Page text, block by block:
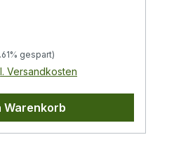
Zugriff ohne
Hello
die integrierte
Windows 10 und
gespart)
Versandkosten
Warenkorb